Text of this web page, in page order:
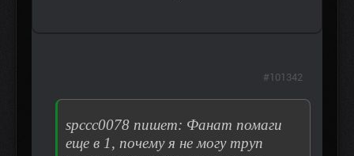
spccc0078 пишет: Фанат помаги
еще в 1, почему я не могу труп
#101342